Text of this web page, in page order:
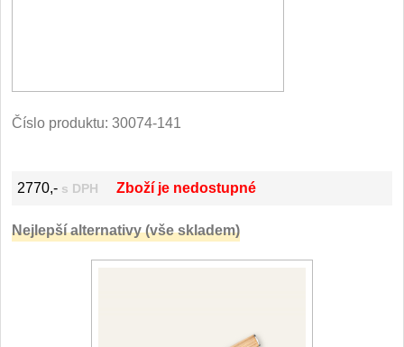
Vodní filtry a konvice
Číslo produktu: 30074-141
2770,- s DPH Zboží je nedostupné
Nejlepší alternativy (vše skladem)